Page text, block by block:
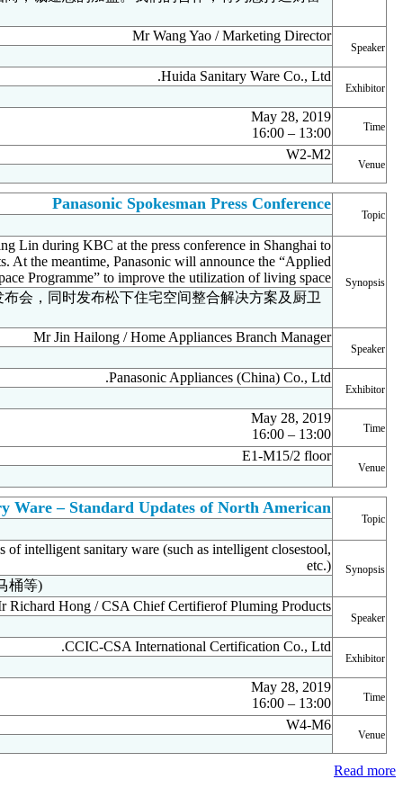
Panasonic will have our newest spokesman Ms Chi-Ling Lin during
unveil a series of new kitchen & bathroom products. At the
Living Space
展会期间，松下携手代言人林志玲小姐举办线下发布会，同时
Intelligent Sanitary Ware –
introduce the key points of North Amercian starndards of intelligent
讲解与分析智能卫浴产品的北美最新标准(如智能马桶等)
Mr Richard